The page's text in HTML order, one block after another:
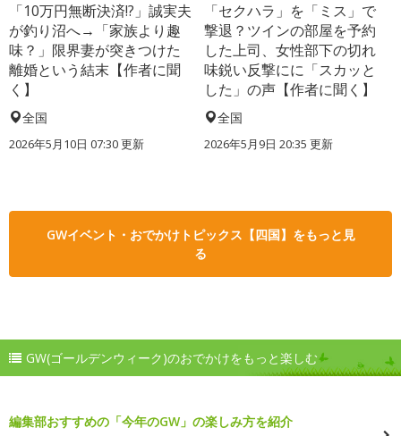
「10万円無断決済!?」誠実夫
が釣り沼へ→「家族より趣
味？」限界妻が突きつけた
離婚という結末【作者に聞
く】
全国
2026年5月10日 07:30 更新
「セクハラ」を「ミス」で
撃退？ツインの部屋を予約
した上司、女性部下の切れ
味鋭い反撃にに「スカッと
した」の声【作者に聞く】
全国
2026年5月9日 20:35 更新
GWイベント・おでかけトピックス【四国】をもっと見
る
GW(ゴールデンウィーク)のおでかけをもっと楽しむ
編集部おすすめの「今年のGW」の楽しみ方を紹介